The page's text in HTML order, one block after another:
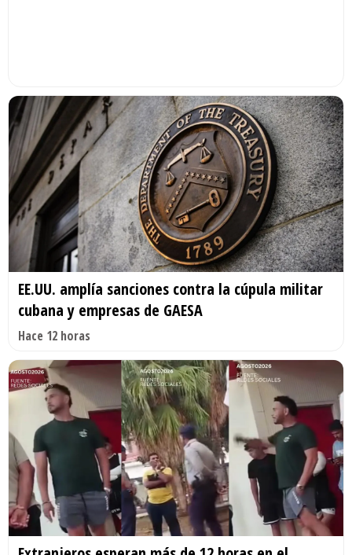
EE.UU. amplía sanciones contra la cúpula militar
cubana y empresas de GAESA
Hace 12 horas